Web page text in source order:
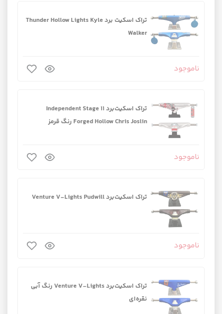
تراک اسکیت برد Thunder Hollow Lights Kyle
Walker
ناموجود
تراک اسکیت‌برد Independent Stage 11
Forged Hollow Chris Joslin رنگ قرمز
ناموجود
تراک اسکیت‌برد Venture V-Lights Pudwill
ناموجود
تراک اسکیت‌برد Venture V-Lights رنگ آبی
نقره‌ای